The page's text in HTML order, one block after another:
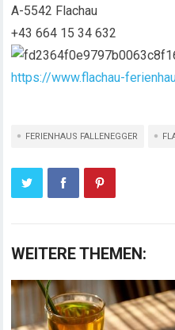
A-5542 Flachau
+43 664 15 34 632
https://www.flachau-
FERIENHAUS FALLENEGGER
WEITERE THEMEN: